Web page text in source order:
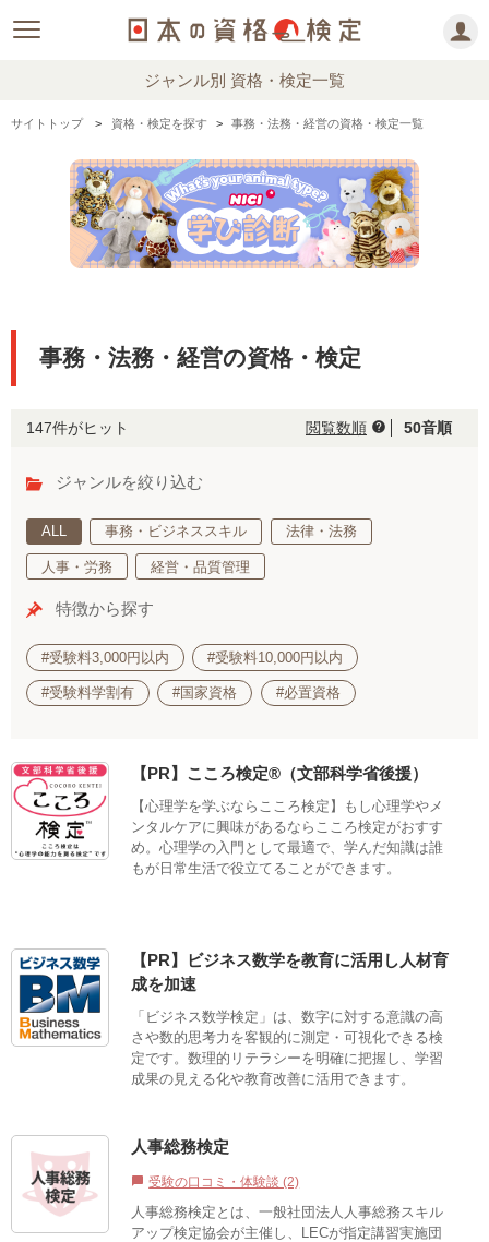
ジャンル別 資格・検定一覧
サイトトップ 資格・検定を探す 事務・法務・経営の資格・検定一覧
事務・法務・経営の資格・検定
147件がヒット 閲覧数順 help 50音順
ジャンルを絞り込む
ALL 事務・ビジネススキル 法律・法務
人事・労務 経営・品質管理
特徴から探す
#受験料3,000円以内 #受験料10,000円以内
#受験料学割有 #国家資格 #必置資格
【PR】こころ検定®（文部科学省後援）
【心理学を学ぶならこころ検定】もし心理学やメ
ンタルケアに興味があるならこころ検定がおすす
め。心理学の入門として最適で、学んだ知識は誰
もが日常生活で役立てることができます。
【PR】ビジネス数学を教育に活用し人材育
成を加速
「ビジネス数学検定」は、数字に対する意識の高
さや数的思考力を客観的に測定・可視化できる検
定です。数理的リテラシーを明確に把握し、学習
成果の見える化や教育改善に活用できます。
人事総務検定
chat_bubble 受験の口コミ・体験談 (2)
人事総務検定とは、一般社団法人人事総務スキル
アップ検定協会が主催し、LECが指定講習実施団